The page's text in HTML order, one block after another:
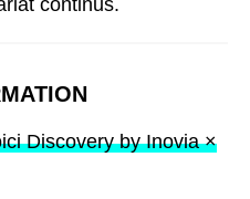
Discovery by Inovia ×